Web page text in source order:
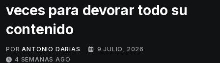
veces para devorar todo su
contenido
POR ANTONIO DARIAS
9 JULIO, 2026
4 SEMANAS AGO